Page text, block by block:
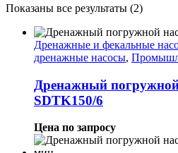
Показаны все результаты (2)
Дренажные и фекальные
дренажные насосы,
Дренажный
SDTK150/6
Цена по запросу